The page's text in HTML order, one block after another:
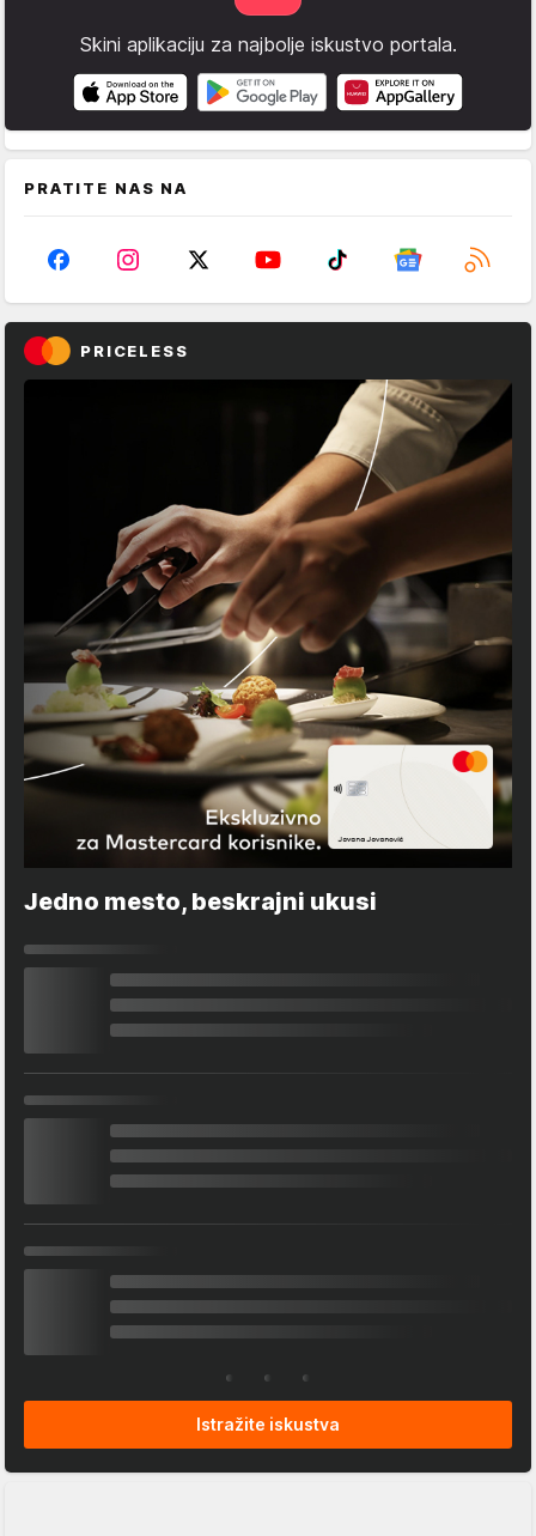
Skini aplikaciju za najbolje iskustvo portala.
PRATITE NAS NA
PRICELESS
Jedno mesto, beskrajni ukusi
Istražite iskustva